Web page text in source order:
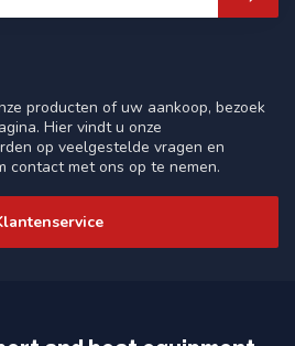
producten of uw aankoop, bezoek
Hier vindt u onze
op veelgestelde vragen en
contact met ons op te nemen.